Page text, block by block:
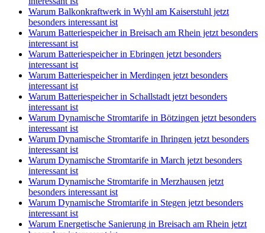
Warum Balkonkraftwerk in Wyhl am Kaiserstuhl jetzt
besonders interessant ist
Warum Batteriespeicher in Breisach am Rhein jetzt besonders
interessant ist
Warum Batteriespeicher in Ebringen jetzt besonders
interessant ist
Warum Batteriespeicher in Merdingen jetzt besonders
interessant ist
Warum Batteriespeicher in Schallstadt jetzt besonders
interessant ist
Warum Dynamische Stromtarife in Bötzingen jetzt besonders
interessant ist
Warum Dynamische Stromtarife in Ihringen jetzt besonders
interessant ist
Warum Dynamische Stromtarife in March jetzt besonders
interessant ist
Warum Dynamische Stromtarife in Merzhausen jetzt
besonders interessant ist
Warum Dynamische Stromtarife in Stegen jetzt besonders
interessant ist
Warum Energetische Sanierung in Breisach am Rhein jetzt